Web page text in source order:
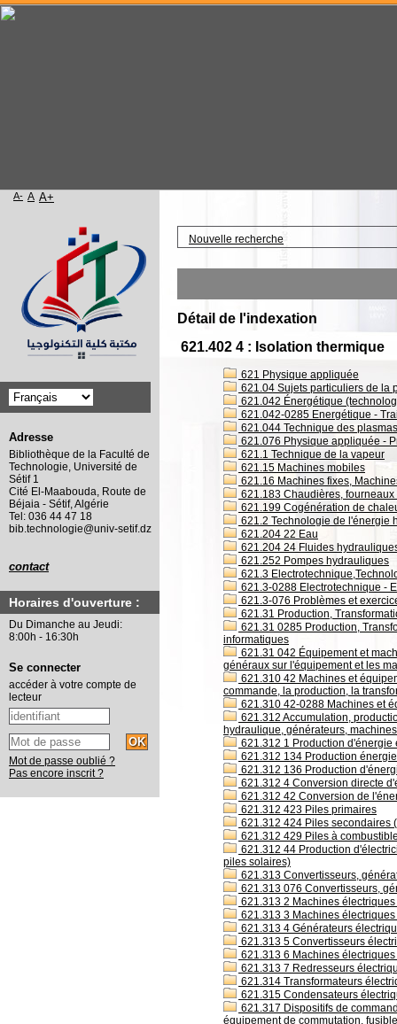
Nouvelle recherche
Détail de l'indexation
621.402 4 : Isolation thermique
621 Physique appliquée
621.04 Sujets particuliers de la
621.042 Énergétique
621.042-0285 Energétique -
621.044 Technique des plasmas
621.076 Physique appliquée -
621.1 Technique de la vapeur
621.15 Machines mobiles
621.16 Machines fixes,
621.183 Chaudières,
621.199 Cogénération de
621.2 Technologie de l'énergie
621.204 22 Eau
621.204 24 Fluides
621.252 Pompes hydrauliques
621.3
621.3-0288 Electrotechnique -
621.3-076 Problèmes et
621.31 Production,
621.31 0285 Production,
informatiques
621.31 042 Équipement et
généraux sur l'équipement et les
621.310 42 Machines et
commande, la production, la
621.310 42-0288 Machines et
621.312 Accumulation,
hydraulique, générateurs,
621.312 1 Production
621.312 134 Production
621.312 136 Production
621.312 4 Conversion directe
621.312 42 Conversion de
621.312 423 Piles primaires
621.312 424 Piles secondaires
621.312 429 Piles à
621.312 44 Production
piles solaires)
621.313 Convertisseurs,
621.313 076 Convertisseurs,
621.313 2 Machines
621.313 3 Machines
621.313 4 Générateurs
621.313 5 Convertisseurs
621.313 6 Machines
621.313 7 Redresseurs
621.314 Transformateurs
621.315 Condensateurs
621.317 Dispositifs de
équipement de commutation,
Accueil
A- A A+
Adresse
Bibliothèque de la Faculté de
Technologie, Université de
Sétif 1
Cité El-Maabouda, Route de
Béjaia - Sétif, Algérie
Tel: 036 44 47 18
bib.technologie@univ-setif.dz
contact
Horaires d'ouverture :
Du Dimanche au Jeudi:
8:00h - 16:30h
Se connecter
accéder à votre compte de
lecteur
Mot de passe oublié ?
Pas encore inscrit ?